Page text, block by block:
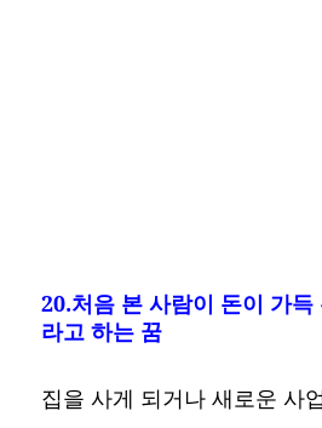
20.처음 본 사람이 돈이 가
라고 하는 꿈
집을 사게 되거나 새로운 사